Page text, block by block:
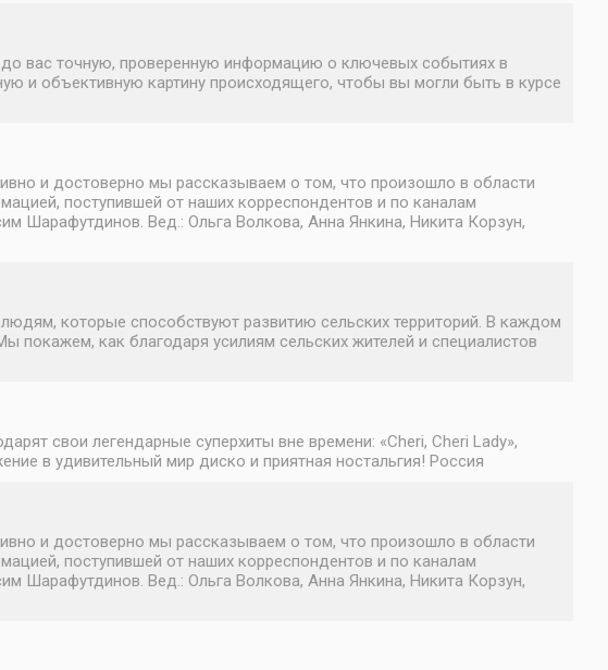
вас точную, проверенную информацию о ключевых событиях в
и объективную картину происходящего, чтобы вы могли быть в курсе
и достоверно мы рассказываем о том, что произошло в области
поступившей от наших корреспондентов и по каналам
Шарафутдинов. Вед.: Ольга Волкова, Анна Янкина, Никита Корзун,
которые способствуют развитию сельских территорий. В каждом
покажем, как благодаря усилиям сельских жителей и специалистов
свои легендарные суперхиты вне времени: «Cheri, Cheri Lady»,
в удивительный мир диско и приятная ностальгия! Россия
и достоверно мы рассказываем о том, что произошло в области
поступившей от наших корреспондентов и по каналам
Шарафутдинов. Вед.: Ольга Волкова, Анна Янкина, Никита Корзун,